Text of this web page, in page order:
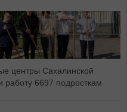
центры Сахалинской
работу 6697 подросткам